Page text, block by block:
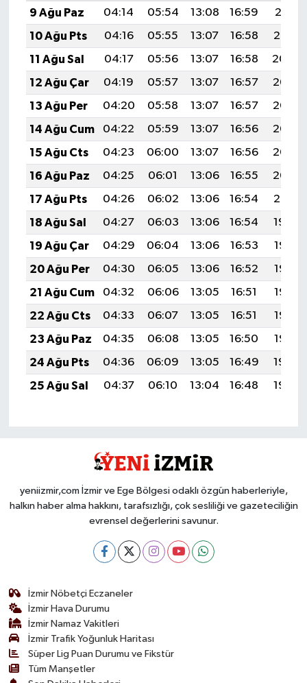
9 Ağu Paz
04:14 05:54 13:08 16:59
20:11
10 Ağu Pts
04:16 05:55 13:07 16:58
20:10
11 Ağu Sal
04:17 05:56 13:07 16:58
20:09
12 Ağu Çar
04:19 05:57 13:07 16:57
20:07
13 Ağu Per
04:20 05:58 13:07 16:57
20:06
14 Ağu Cum
04:22 05:59 13:07 16:56
20:05
15 Ağu Cts
04:23 06:00 13:07 16:56
20:03
16 Ağu Paz
04:25 06:01 13:06 16:55
20:02
17 Ağu Pts
04:26 06:02 13:06 16:54
20:01
18 Ağu Sal
04:27 06:03 13:06 16:54
19:59
19 Ağu Çar
04:29 06:04 13:06 16:53
19:58
20 Ağu Per
04:30 06:05 13:06 16:52
19:56
21 Ağu Cum
04:32 06:06 13:05 16:51
19:55
22 Ağu Cts
04:33 06:07 13:05 16:51
19:53
23 Ağu Paz
04:35 06:08 13:05 16:50
19:52
24 Ağu Pts
04:36 06:09 13:05 16:49
19:50
25 Ağu Sal
04:37 06:10 13:04 16:48 19:49
yeniizmir,com İzmir ve Ege Bölgesi odaklı özgün haberleriyle,
halkın haber alma hakkını, tarafsızlığı, çok sesliliği ve gazeteciliğin
evrensel değerlerini savunur.
İzmir Nöbetçi Eczaneler
İzmir Hava Durumu
İzmir Namaz Vakitleri
İzmir Trafik Yoğunluk Haritası
Süper Lig Puan Durumu ve Fikstür
Tüm Manşetler